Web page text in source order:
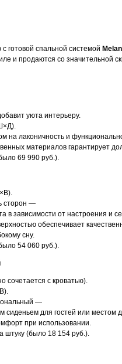
готовой спальной системой
и продаются со значительной
уюта интерьеру.
на лаконичность и
материалов гарантирует
69 990 руб.).
сторон —
в зависимости от настроения и
обеспечивает
сну.
54 060 руб.).
сочетается с кроватью).
—
сиденьем для гостей или местом
при использовании.
штуку (было 18 154 руб.).